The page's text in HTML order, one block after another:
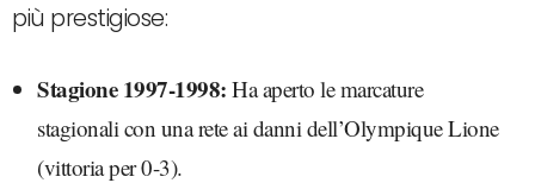
più prestigiose:
Stagione 1997-1998: Ha aperto le marcature
stagionali con una rete ai danni dell’Olympique Lione
(vittoria per 0-3).